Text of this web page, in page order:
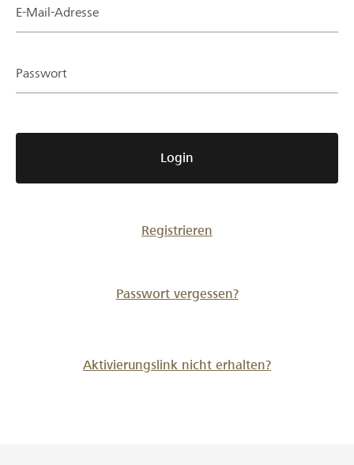
Partner / Raiffeisenbank
E-Mail-Adresse
Passwort
Login
Registrieren
Passwort vergessen?
Aktivierungslink nicht erhalten?